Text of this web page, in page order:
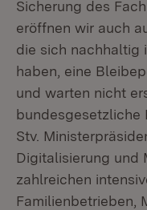
Sicherung des
eröffnen wir auch
die sich nachhaltig
haben, eine
und warten nicht
bundesgesetzliche
Stv.
Digitalisierung und
zahlreichen
Familienbetrieben,